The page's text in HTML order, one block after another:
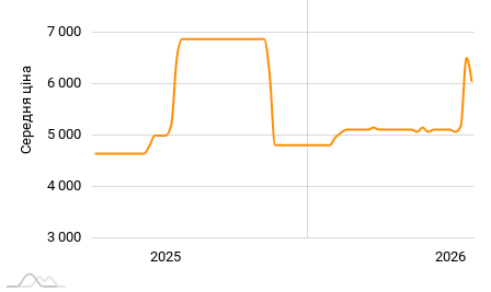
Середня ціна
3 000
4 000
5 000
6 000
7 000
2026
2025